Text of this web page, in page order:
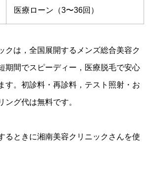
医療ローン（3〜36回）
クは，全国展開するメンズ総合美容ク
期間でスピーディー，医療脱毛で安心
す。初診料・再診料，テスト照射・お
ング代は無料です。
るときに湘南美容クリニックさんを使